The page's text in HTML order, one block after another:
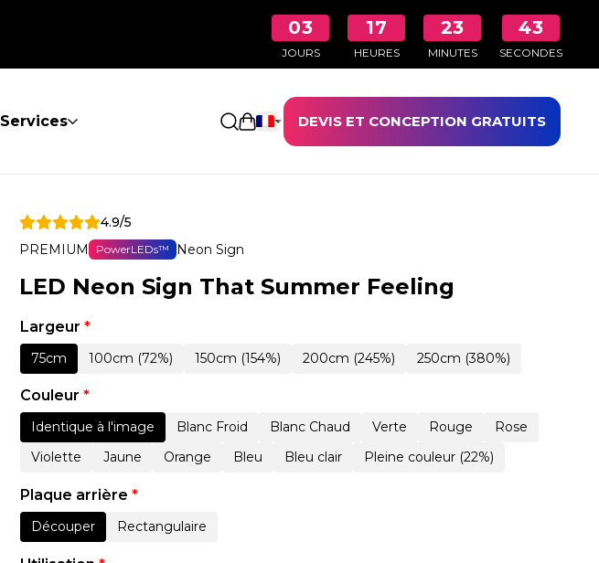
03
JOURS
17
HEURES
23
MINUTES
42
SECONDES
Services Ouvrir le panierDEVIS ET CONCEPTION GRATUITS
4.9/5
PREMIUM
PowerLEDs™ Neon Sign
LED Neon Sign That Summer Feeling
Largeur *
75cm 100cm (72%) 150cm (154%) 200cm (245%) 250cm (380%)
Couleur *
Identique à l'image Blanc Froid Blanc Chaud Verte Rouge
Rose
Violette
Jaune Orange Bleu Bleu clair Pleine couleur (22%)
Plaque arrière *
Découper Rectangulaire